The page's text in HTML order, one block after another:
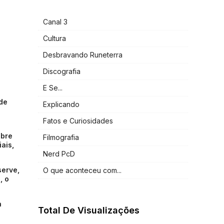
o
Canal 3
Cultura
Desbravando Runeterra
Discografia
E Se...
Explicando
Fatos e Curiosidades
Filmografia
Nerd PcD
O que aconteceu com...
Total De Visualizações